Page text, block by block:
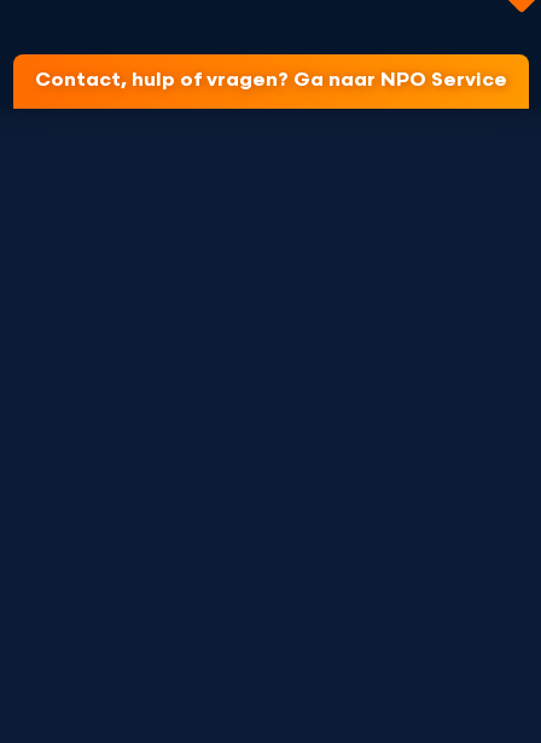
Contact, hulp of vragen? Ga naar NPO Service